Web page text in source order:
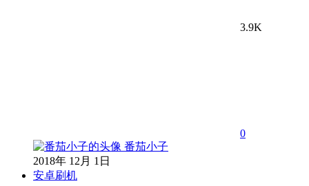
3.9K
0
番茄小子
2018年 12月 1日
安卓刷机